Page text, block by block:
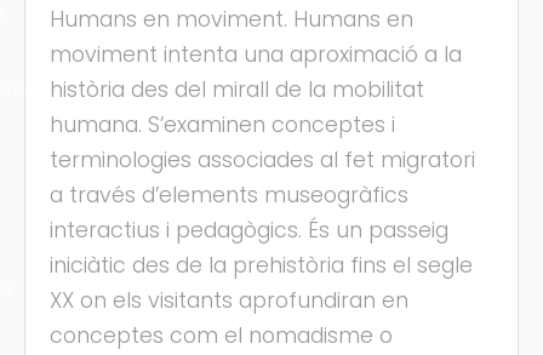
Humans en moviment. Humans en
moviment intenta una aproximació a la
història des del mirall de la mobilitat
humana. S’examinen conceptes i
terminologies associades al fet migratori
a través d’elements museogràfics
interactius i pedagògics. És un passeig
iniciàtic des de la prehistòria fins el segle
XX on els visitants aprofundiran en
conceptes com el nomadisme o